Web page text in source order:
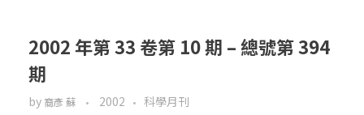
2002 年第 33 卷第 10 期 – 總號第 394
期
by 裔彥 蘇 2002 科學月刊